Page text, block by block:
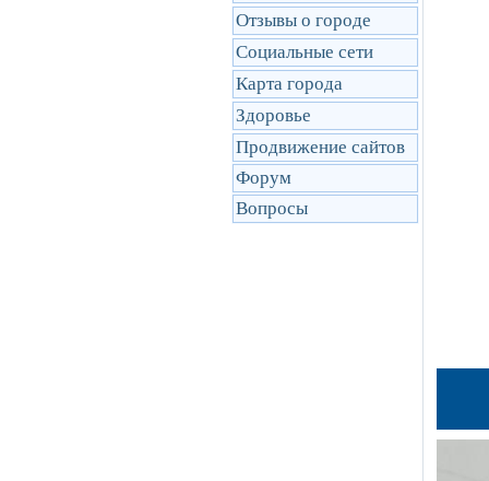
Отзывы о городе
Социальные сети
Карта города
Здоровье
Продвижение сайтов
Форум
Вопросы